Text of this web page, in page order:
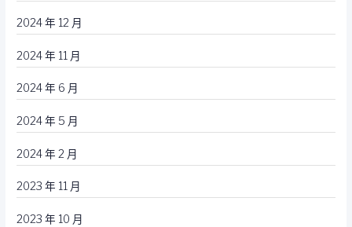
2024 年 12 月
2024 年 11 月
2024 年 6 月
2024 年 5 月
2024 年 2 月
2023 年 11 月
2023 年 10 月